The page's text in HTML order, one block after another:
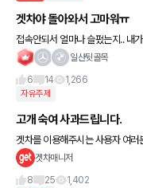
겟차야 돌아와서 고마워ㅠ
접속안되서 얼마나 슬펐는지.. 내
일산뒷골목
6
14 1,266
자유주제
고개 숙여 사과드립니다.
겟차를 이용해주시는 사용자 여
접속에 문제가 있었습니다. 저희의 기술적 부주의로 인해, 서비스 이용에 큰 불편을 드려
겟차매니저
8
25 1,402